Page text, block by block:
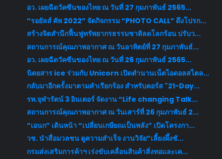
อว. เผยฉีดวัคซีนของไทย ณ วันที่ 27 กุมภาพันธ์ 2565...
“รอยัลส์ คัพ 2022” จัดกิจกรรม “PHOTO CALL” ดึงโปรก...
สร้างจิตสำนึกฟื้นฟูทรัพยากรธรรมชาติลดโลกร้อน ปรับว...
สถานการณ์คุณภาพอากาศ ณ วันอาทิตย์ที่ 27 กุมภาพันธ์...
อว. เผยฉีดวัคซีนของไทย ณ วันที่ 26 กุมภาพันธ์ 2565...
นิตยสาร ice ร่วมกับ Unicorn เปิดตำนานเน็ตไอดอลสไตล...
กลับมาอีกครั้งมาตามคำเรียกร้อง สำหรับคอร์ส "21-Day...
รพ.จุฬารัตน์ 3 อินเตอร์ จัดงาน “Life changing Talk...
สถานการณ์คุณภาพอากาศ ณ วันเสาร์ที่ 26 กุมภาพันธ์ 2...
“เอนก” เดินหน้า “เปลี่ยนเกษียณเป็นพลัง” เปิดโครงกา...
วช. นำสื่อมวลชน ดูความสำเร็จ งานวิจัย”เลี้ยงผึ้งชั...
กรมส่งเสริมการค้าฯ เร่งขับเคลื่อนสินค้าสิ่งทอและเค...